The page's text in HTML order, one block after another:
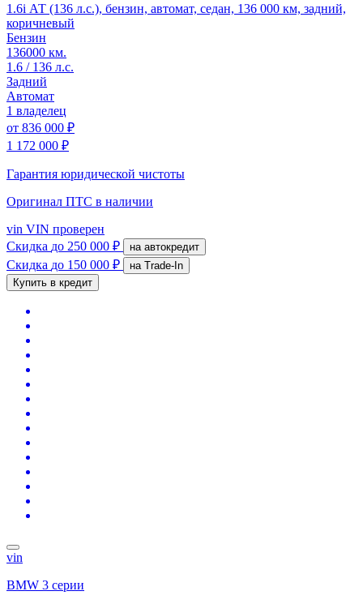
1.6i АТ (136 л.с.), бензин, автомат, седан, 136 000 км, задний,
коричневый
Бензин
136000 км.
1.6 / 136 л.с.
Задний
Автомат
1 владелец
от 836 000 ₽
1 172 000 ₽
Гарантия юридической чистоты
Оригинал ПТС в наличии
vin VIN проверен
Скидка до 250 000 ₽ на автокредит
Скидка до 150 000 ₽
на Trade-In
Купить в кредит
vin
BMW 3 серии